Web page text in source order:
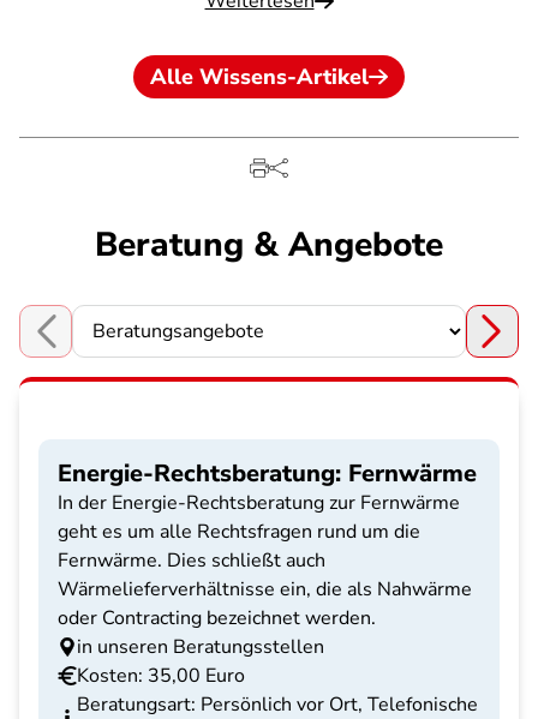
Alle Wissens-Artikel
Beratung & Angebote
Choose a section
Energie-Rechtsberatung: Fernwärme
In der Energie-Rechtsberatung zur Fernwärme
geht es um alle Rechtsfragen rund um die
Fernwärme. Dies schließt auch
Wärmelieferverhältnisse ein, die als Nahwärme
oder Contracting bezeichnet werden.
in unseren Beratungsstellen
Kosten: 35,00 Euro
Beratungsart: Persönlich vor Ort, Telefonische